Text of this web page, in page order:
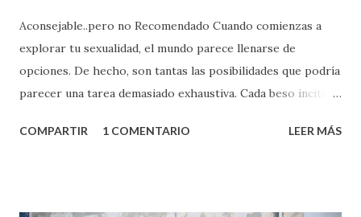
Aconsejable..pero no Recomendado Cuando comienzas a
explorar tu sexualidad, el mundo parece llenarse de
opciones. De hecho, son tantas las posibilidades que podría
parecer una tarea demasiado exhaustiva. Cada beso incita
partes de ti que jamás hubieras imaginado. El problema es
COMPARTIR 1 COMENTARIO LEER MÁS